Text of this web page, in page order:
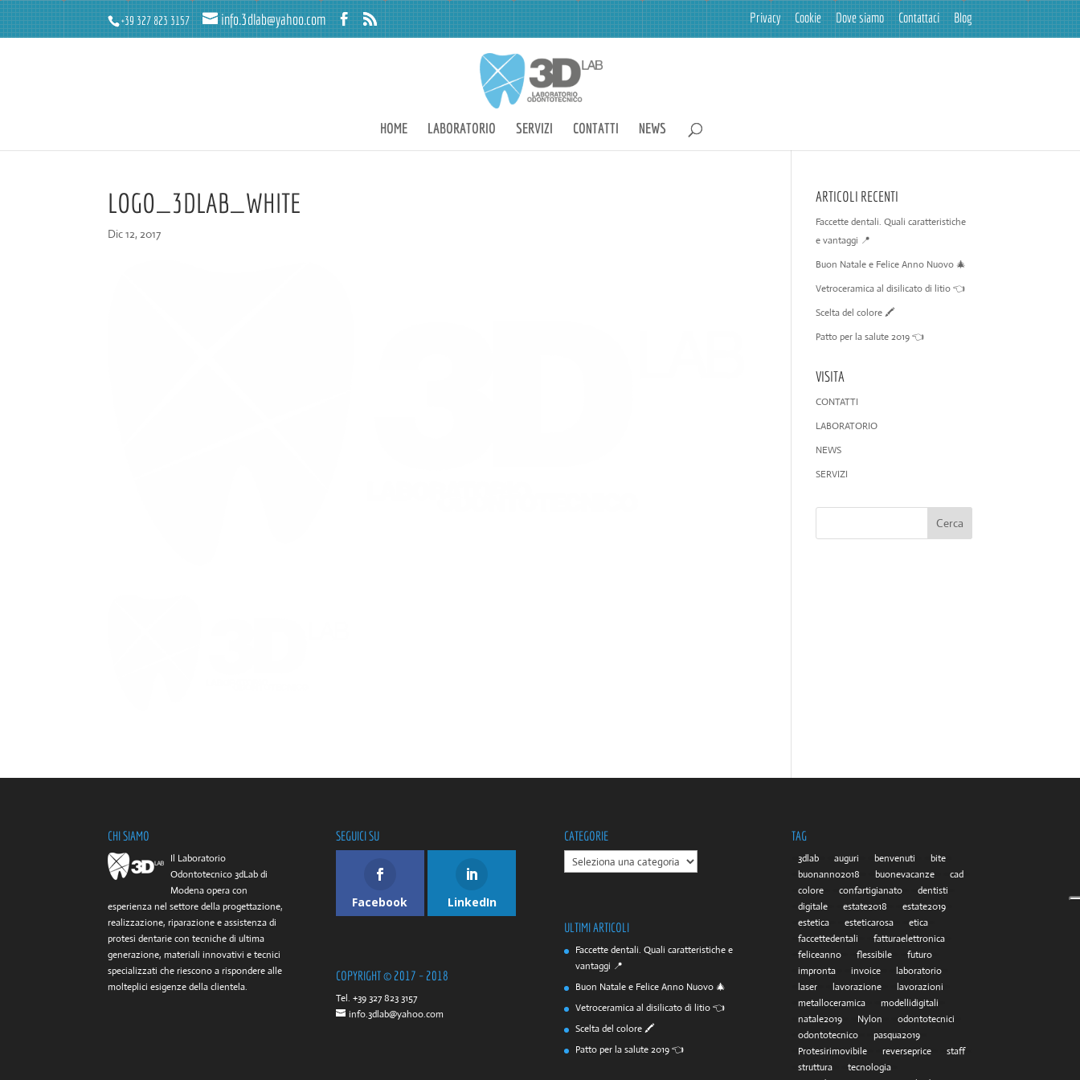
+39 327 823 3157 info.3dlab@yahoo.com Privacy Cookie Dove siamo Contattaci Blog
HOME LABORATORIO SERVIZI CONTATTI NEWS
LOGO_3DLAB_WHITE
Dic 12, 2017
ARTICOLI RECENTI
Faccette dentali. Quali caratteristiche
e vantaggi 📍
Buon Natale e Felice Anno Nuovo 🎄
Vetroceramica al disilicato di litio 👈
Scelta del colore 🖍️
Patto per la salute 2019 👈
VISITA
CONTATTI
LABORATORIO
NEWS
SERVIZI
CHI SIAMO
Il Laboratorio
Odontotecnico 3dLab di
Modena opera con
esperienza nel settore della progettazione,
realizzazione, riparazione e assistenza di
protesi dentarie con tecniche di ultima
generazione, materiali innovativi e tecnici
specializzati che riescono a rispondere alle
molteplici esigenze della clientela.
SEGUICI SU
Facebook LinkedIn
COPYRIGHT © 2017 – 2018
Tel. +39 327 823 3157
info.3dlab@yahoo.com
CATEGORIE
CATEGORIE
ULTIMI ARTICOLI
Faccette dentali. Quali caratteristiche e
vantaggi 📍
Buon Natale e Felice Anno Nuovo 🎄
Vetroceramica al disilicato di litio 👈
Scelta del colore 🖍️
Patto per la salute 2019 👈
TAG
3dlab auguri benvenuti
bite
buonanno2018
buonevacanze
cad
colore
confartigianato
dentisti
digitale
estate2018
estate2019
estetica
esteticarosa
etica
faccettedentali
fatturaelettronica
feliceanno
flessibile
futuro
impronta
invoice
laboratorio
laser
lavorazione
lavorazioni
metalloceramica
modellidigitali
natale2019
Nylon
odontotecnici
odontotecnico
pasqua2019
Protesirimovibile
reverseprice
staff
struttura
tecnologia